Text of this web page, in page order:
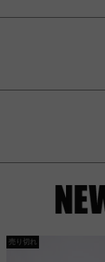
売り切れ